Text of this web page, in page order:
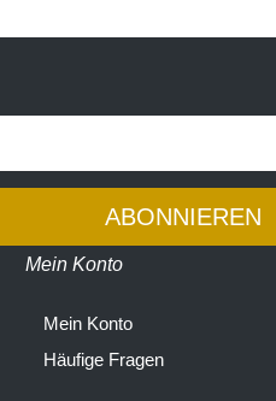
ABONNIEREN
Mein Konto
Mein Konto
Häufige Fragen